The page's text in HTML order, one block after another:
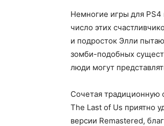
Немногие игры для PS4
число этих
и подросток Элли
зомби-подобных
люди могут
Сочетая традиционную
The Last of Us приятно
версии Remastered,